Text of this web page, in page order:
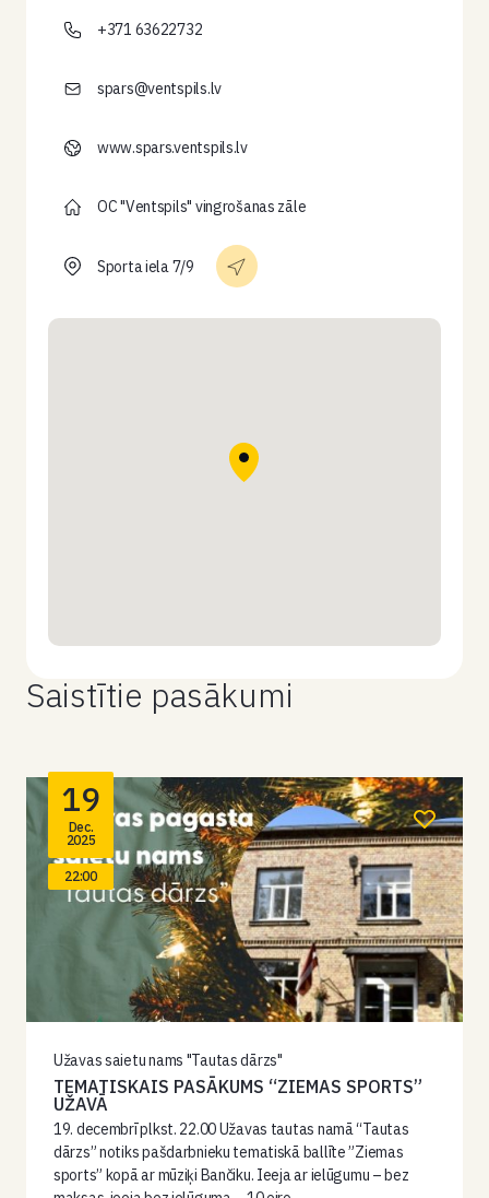
+371 63622732
spars@ventspils.lv
www.spars.ventspils.lv
OC "Ventspils" vingrošanas zāle
Sporta iela 7/9
Saistītie pasākumi
19
Dec.
2025
22:00
Užavas saietu nams "Tautas dārzs"
TEMATISKAIS PASĀKUMS “ZIEMAS SPORTS”
UŽAVĀ
19. decembrī plkst. 22.00 Užavas tautas namā “Tautas
dārzs” notiks pašdarbnieku tematiskā ballīte ”Ziemas
sports” kopā ar mūziķi Bančiku. Ieeja ar ielūgumu – bez